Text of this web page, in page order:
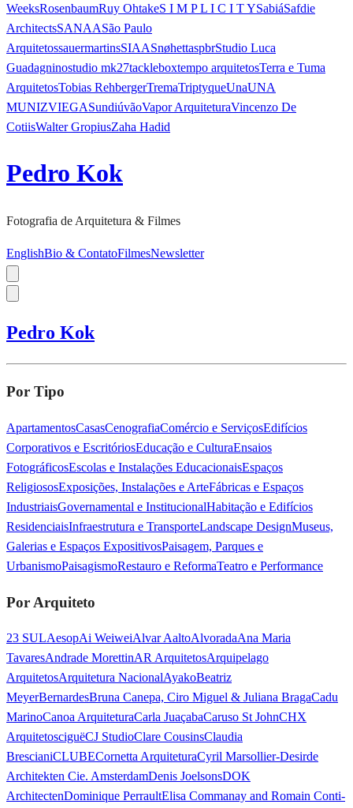
WeeksRosenbaumRuy OhtakeS I M P L I C I T YSabiáSafdie
ArchitectsSANAASão Paulo
ArquitetossauermartinsSIAASnøhettaspbrStudio Luca
Guadagninostudio mk27tackleboxtempo arquitetosTerra e Tuma
ArquitetosTobias RehbergerTremaTriptyqueUnaUNA
MUNIZVIEGASundiúvãoVapor ArquiteturaVincenzo De
CotiisWalter GropiusZaha Hadid
Pedro Kok
Fotografia de Arquitetura & Filmes
EnglishBio & ContatoFilmesNewsletter
Pedro Kok
Por Tipo
ApartamentosCasasCenografiaComércio e ServiçosEdifícios
Corporativos e EscritóriosEducação e CulturaEnsaios
FotográficosEscolas e Instalações EducacionaisEspaços
ReligiososExposições, Instalações e ArteFábricas e Espaços
IndustriaisGovernamental e InstitucionalHabitação e Edifícios
ResidenciaisInfraestrutura e TransporteLandscape DesignMuseus,
Galerias e Espaços ExpositivosPaisagem, Parques e
UrbanismoPaisagismoRestauro e ReformaTeatro e Performance
Por Arquiteto
23 SULAesopAi WeiweiAlvar AaltoAlvoradaAna Maria
TavaresAndrade MorettinAR ArquitetosArquipelago
ArquitetosArquitetura NacionalAyakoBeatriz
MeyerBernardesBruna Canepa, Ciro Miguel & Juliana BragaCadu
MarinoCanoa ArquiteturaCarla JuaçabaCaruso St JohnCHX
ArquitetosciguëCJ StudioClare CousinsClaudia
BrescianiCLUBECornetta ArquiteturaCyril Marsollier-Desirde
Architekten Cie. AmsterdamDenis JoelsonsDOK
ArchitectenDominique PerraultElisa Commanay and Romain Conti-